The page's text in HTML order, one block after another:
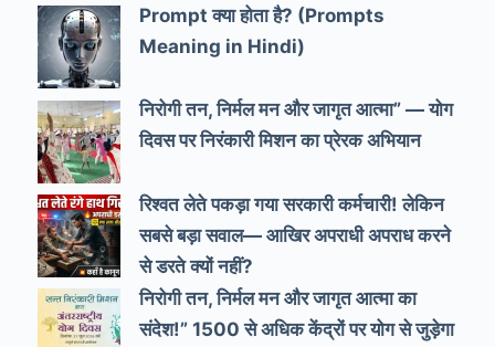
Prompt क्या होता है? (Prompts
Meaning in Hindi)
निरोगी तन, निर्मल मन और जागृत आत्मा” — योग
दिवस पर निरंकारी मिशन का प्रेरक अभियान
रिश्वत लेते पकड़ा गया सरकारी कर्मचारी! लेकिन
सबसे बड़ा सवाल— आखिर अपराधी अपराध करने
से डरते क्यों नहीं?
निरोगी तन, निर्मल मन और जागृत आत्मा का
संदेश!” 1500 से अधिक केंद्रों पर योग से जुड़ेगा